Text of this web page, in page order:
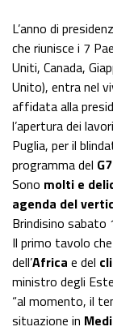
L’anno di
che riunisce i 7
Uniti, Canada,
Unito), entra nel
affidata alla
l’apertura dei
Puglia, per il
programma del G7
Sono molti e
agenda del
Brindisino sabato
Il primo tavolo
dell’Africa e del
ministro degli
“al momento, il
situazione in